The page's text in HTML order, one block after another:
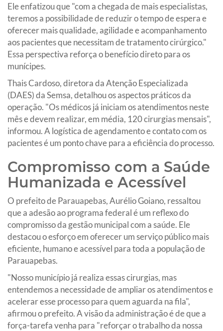
Ele enfatizou que "com a chegada de mais especialistas,
teremos a possibilidade de reduzir o tempo de espera e
oferecer mais qualidade, agilidade e acompanhamento
aos pacientes que necessitam de tratamento cirúrgico."
Essa perspectiva reforça o benefício direto para os
munícipes.
Thais Cardoso, diretora da Atenção Especializada
(DAES) da Semsa, detalhou os aspectos práticos da
operação. "Os médicos já iniciam os atendimentos neste
mês e devem realizar, em média, 120 cirurgias mensais",
informou. A logística de agendamento e contato com os
pacientes é um ponto chave para a eficiência do processo.
Compromisso com a Saúde
Humanizada e Acessível
O prefeito de Parauapebas, Aurélio Goiano, ressaltou
que a adesão ao programa federal é um reflexo do
compromisso da gestão municipal com a saúde. Ele
destacou o esforço em oferecer um serviço público mais
eficiente, humano e acessível para toda a população de
Parauapebas.
"Nosso município já realiza essas cirurgias, mas
entendemos a necessidade de ampliar os atendimentos e
acelerar esse processo para quem aguarda na fila",
afirmou o prefeito. A visão da administração é de que a
força-tarefa venha para "reforçar o trabalho da nossa